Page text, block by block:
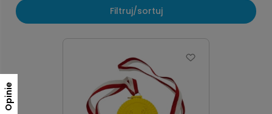
Filtruj/sortuj
Opinie